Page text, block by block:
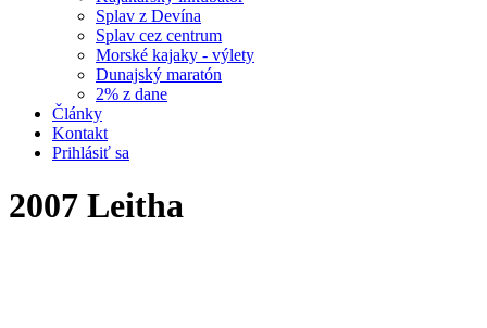
Splav z Devína
Splav cez centrum
Morské kajaky - výlety
Dunajský maratón
2% z dane
Články
Kontakt
Prihlásiť sa
2007 Leitha